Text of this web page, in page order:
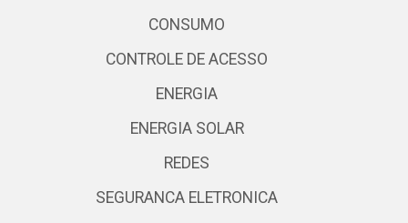
CONSUMO
CONTROLE DE ACESSO
ENERGIA
ENERGIA SOLAR
REDES
SEGURANCA ELETRONICA